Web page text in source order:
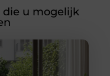
die u mogelijk